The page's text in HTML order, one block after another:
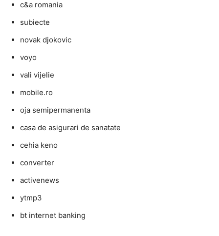
c&a romania
subiecte
novak djokovic
voyo
vali vijelie
mobile.ro
oja semipermanenta
casa de asigurari de sanatate
cehia keno
converter
activenews
ytmp3
bt internet banking